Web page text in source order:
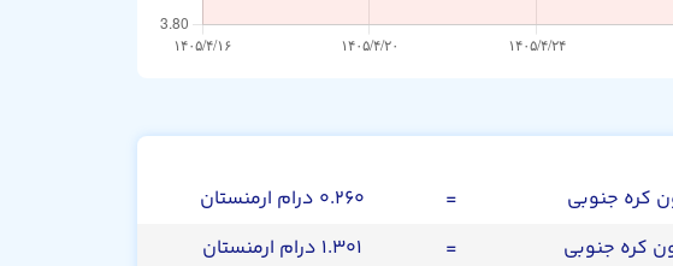
=
۰.۲۶۰ درام ارمنستان
=
۱.۳۰۱ درام ارمنستان